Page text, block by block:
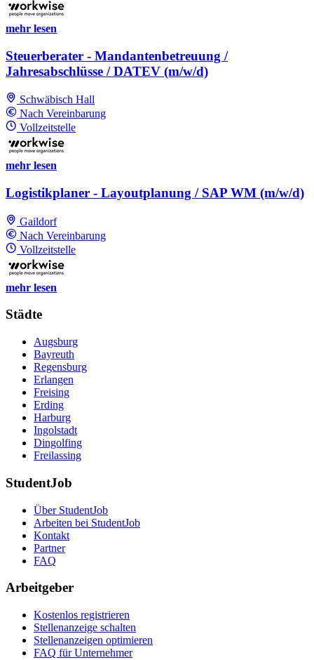
mehr lesen
Steuerberater - Mandantenbetreuung /
Jahresabschlüsse / DATEV (m/w/d)
Schwäbisch Hall
Nach Vereinbarung
Vollzeitstelle
mehr lesen
Logistikplaner - Layoutplanung / SAP WM (m/w/d)
Gaildorf
Nach Vereinbarung
Vollzeitstelle
mehr lesen
Städte
Augsburg
Bayreuth
Regensburg
Erlangen
Freising
Erding
Harburg
Ingolstadt
Dingolfing
Freilassing
StudentJob
Über StudentJob
Arbeiten bei StudentJob
Kontakt
Partner
FAQ
Arbeitgeber
Kostenlos registrieren
Stellenanzeige schalten
Stellenanzeigen optimieren
FAQ für Unternehmer